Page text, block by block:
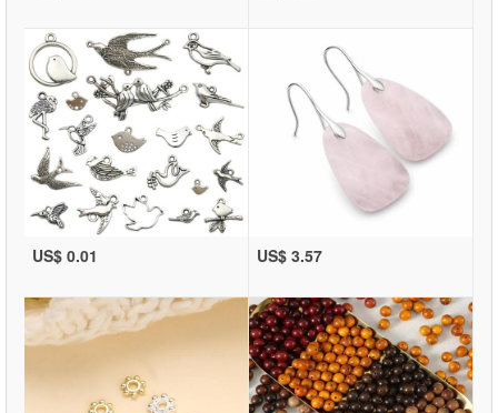
US$ 0.01 US$ 3.57